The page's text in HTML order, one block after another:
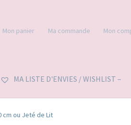
Mon panier Ma commande Mon
MA LISTE D'ENVIES / WISHLIST –
cm ou Jeté de Lit